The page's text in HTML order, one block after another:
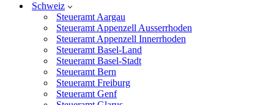
Schweiz
Steueramt Aargau
Steueramt Appenzell Ausserrhoden
Steueramt Appenzell Innerrhoden
Steueramt Basel-Land
Steueramt Basel-Stadt
Steueramt Bern
Steueramt Freiburg
Steueramt Genf